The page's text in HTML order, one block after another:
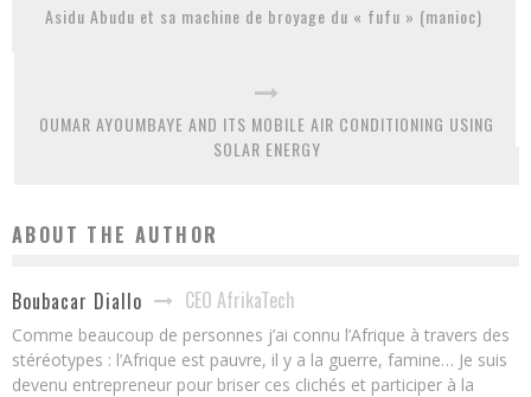
Asidu Abudu et sa machine de broyage du « fufu » (manioc)
OUMAR AYOUMBAYE AND ITS MOBILE AIR CONDITIONING USING
SOLAR ENERGY
ABOUT THE AUTHOR
Boubacar Diallo CEO AfrikaTech
Comme beaucoup de personnes j’ai connu l’Afrique à travers des
stéréotypes : l’Afrique est pauvre, il y a la guerre, famine… Je suis
devenu entrepreneur pour briser ces clichés et participer à la